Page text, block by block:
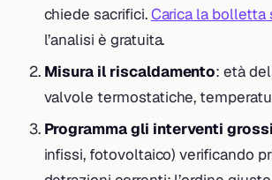
chiede sacrifici.Carica la bolletta
l’analisi è gratuita.
Misura il riscaldamento: età
valvole termostatiche,
Programma gli interventi grossi
infissi, fotovoltaico) verificando